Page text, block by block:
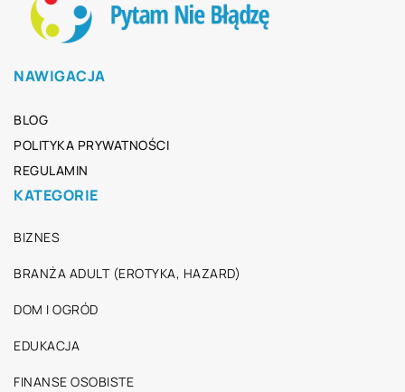
NAWIGACJA
BLOG
POLITYKA PRYWATNOŚCI
REGULAMIN
KATEGORIE
BIZNES
BRANŻA ADULT (EROTYKA, HAZARD)
DOM I OGRÓD
EDUKACJA
FINANSE OSOBISTE